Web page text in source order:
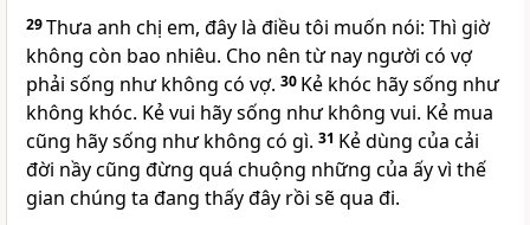
29Thưa anh chị em, đây là điều tôi muốn nói: Thì giờ
không còn bao nhiêu. Cho nên từ nay người có vợ
phải sống như không có vợ. 30 Kẻ khóc hãy sống như
không khóc. Kẻ vui hãy sống như không vui. Kẻ mua
cũng hãy sống như không có gì. 31 Kẻ dùng của cải
đời nầy cũng đừng quá chuộng những của ấy vì thế
gian chúng ta đang thấy đây rồi sẽ qua đi.